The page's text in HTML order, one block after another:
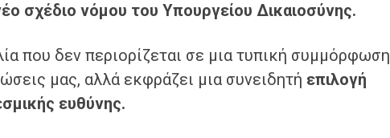
σχέδιο νόμου του Υπουργείου Δικαιοσύνης.
που δεν περιορίζεται σε μια τυπική συμμόρφωση
μας, αλλά εκφράζει μια συνειδητή επιλογή
ευθύνης.